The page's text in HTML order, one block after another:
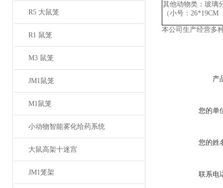
R5 大鼠笼
R1 鼠笼
M3 鼠笼
JM1鼠笼
M1鼠笼
小动物智能雾化给药系统
大鼠高架十迷宫
JM1笼架
其他动物类：玻璃
（小号： 26*19CM
本公司生产经营多
产
您的单
您的姓
联系电